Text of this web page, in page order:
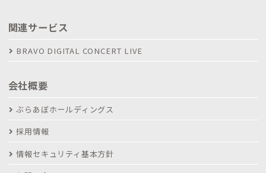
関連サービス
BRAVO DIGITAL CONCERT LIVE
会社概要
ぶらあぼホールディングス
採用情報
情報セキュリティ基本方針